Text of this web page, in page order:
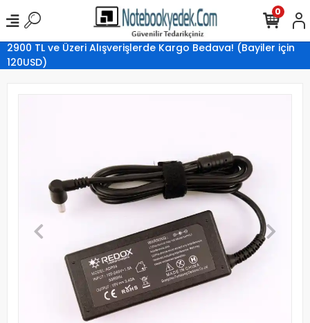
2900 TL ve Üzeri Alışverişlerde Kargo Bedava! (Bayiler için
120USD)
0